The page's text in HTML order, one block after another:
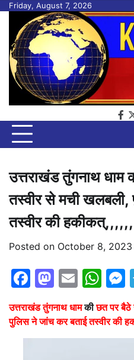
Skip
content
Friday, August 7, 2026
उत्तराखंड तुंगनाथ
तस्वीर से मची
तस्वीर की
Posted on October 8, 2023
Facebook
Email
उत्तराखंड तुंगनाथ धामकीछत पर
पुलिस ने जांच कर बताई तस्वीर की